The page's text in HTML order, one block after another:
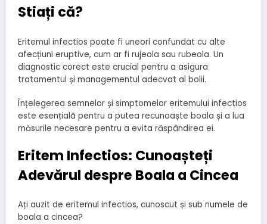
Stiați că?
Eritemul infectios poate fi uneori confundat cu alte
afecțiuni eruptive, cum ar fi rujeola sau rubeola. Un
diagnostic corect este crucial pentru a asigura
tratamentul și managementul adecvat al bolii.
Înțelegerea semnelor și simptomelor eritemului infectios
este esențială pentru a putea recunoaște boala și a lua
măsurile necesare pentru a evita răspândirea ei.
Eritem Infectios: Cunoașteți
Adevărul despre Boala a Cincea
Ați auzit de eritemul infectios, cunoscut și sub numele de
boala a cincea?